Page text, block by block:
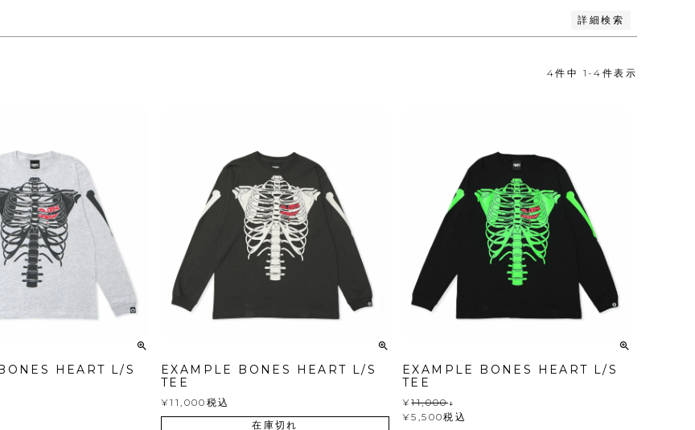
詳細検索
4件中 1 -4 件表示
HEART L/S
EXAMPLE BONES HEART L/S
TEE
¥11,000 税込
在庫切れ
EXAMPLE BONES HEART L/S
TEE
¥11,000↓
¥5,500税込